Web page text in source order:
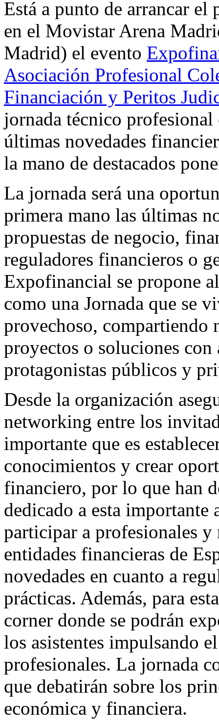
Está a punto de arrancar
en el Movistar Arena
Madrid) el evento
Asociación Profesional
Financiación y Peritos
jornada técnico profesional
últimas novedades
la mano de destacados
La jornada será una
primera mano las últimas
propuestas de negocio,
reguladores financieros o
Expofinancial se propone
como una Jornada que se
provechoso, compartiendo
proyectos o soluciones con
protagonistas públicos y
Desde la organización
networking entre los
importante que es
conocimientos y crear
financiero, por lo que han
dedicado a esta
participar a profesionales y
entidades financieras de
novedades en cuanto a
prácticas. Además, para
corner donde se podrán
los asistentes impulsando
profesionales. La jornada
que debatirán sobre los
económica y financiera.